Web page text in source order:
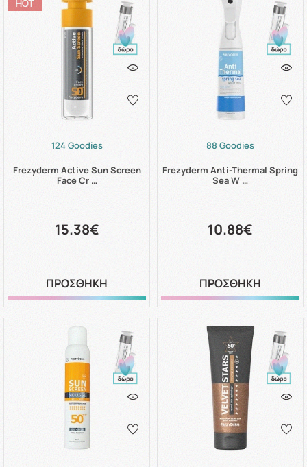
124 Goodies
Frezyderm Active Sun Screen
Face Cr …
15.38€
ΠΡΟΣΘΗΚΗ
88 Goodies
Frezyderm Anti-Thermal Spring
Sea W …
10.88€
ΠΡΟΣΘΗΚΗ